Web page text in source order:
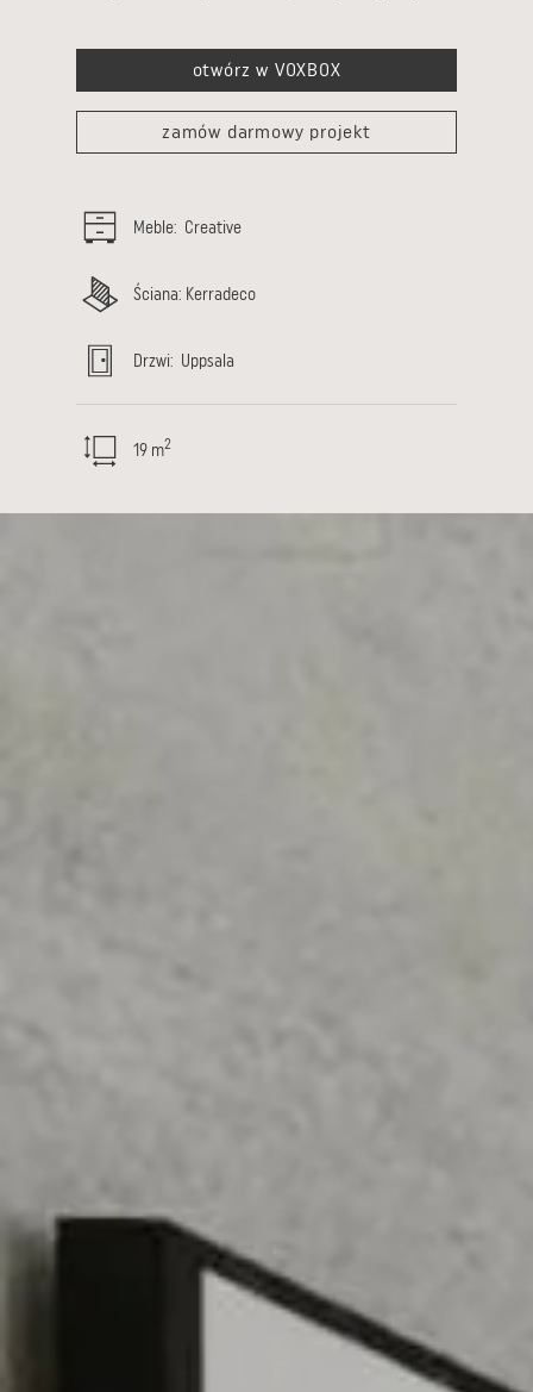
otwórz w VOXBOX
zamów darmowy projekt
Meble: Creative
Ściana: Kerradeco
Drzwi: Uppsala
19 m2